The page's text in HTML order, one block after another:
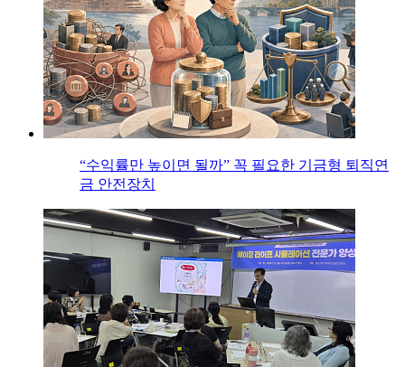
“수익률만 높이면 될까” 꼭 필요한 기금형 퇴직연
금 안전장치